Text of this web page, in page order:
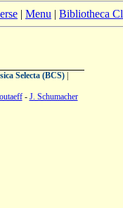
| Menu | Bibliotheca
Selecta (BCS)|
- J. Schumacher